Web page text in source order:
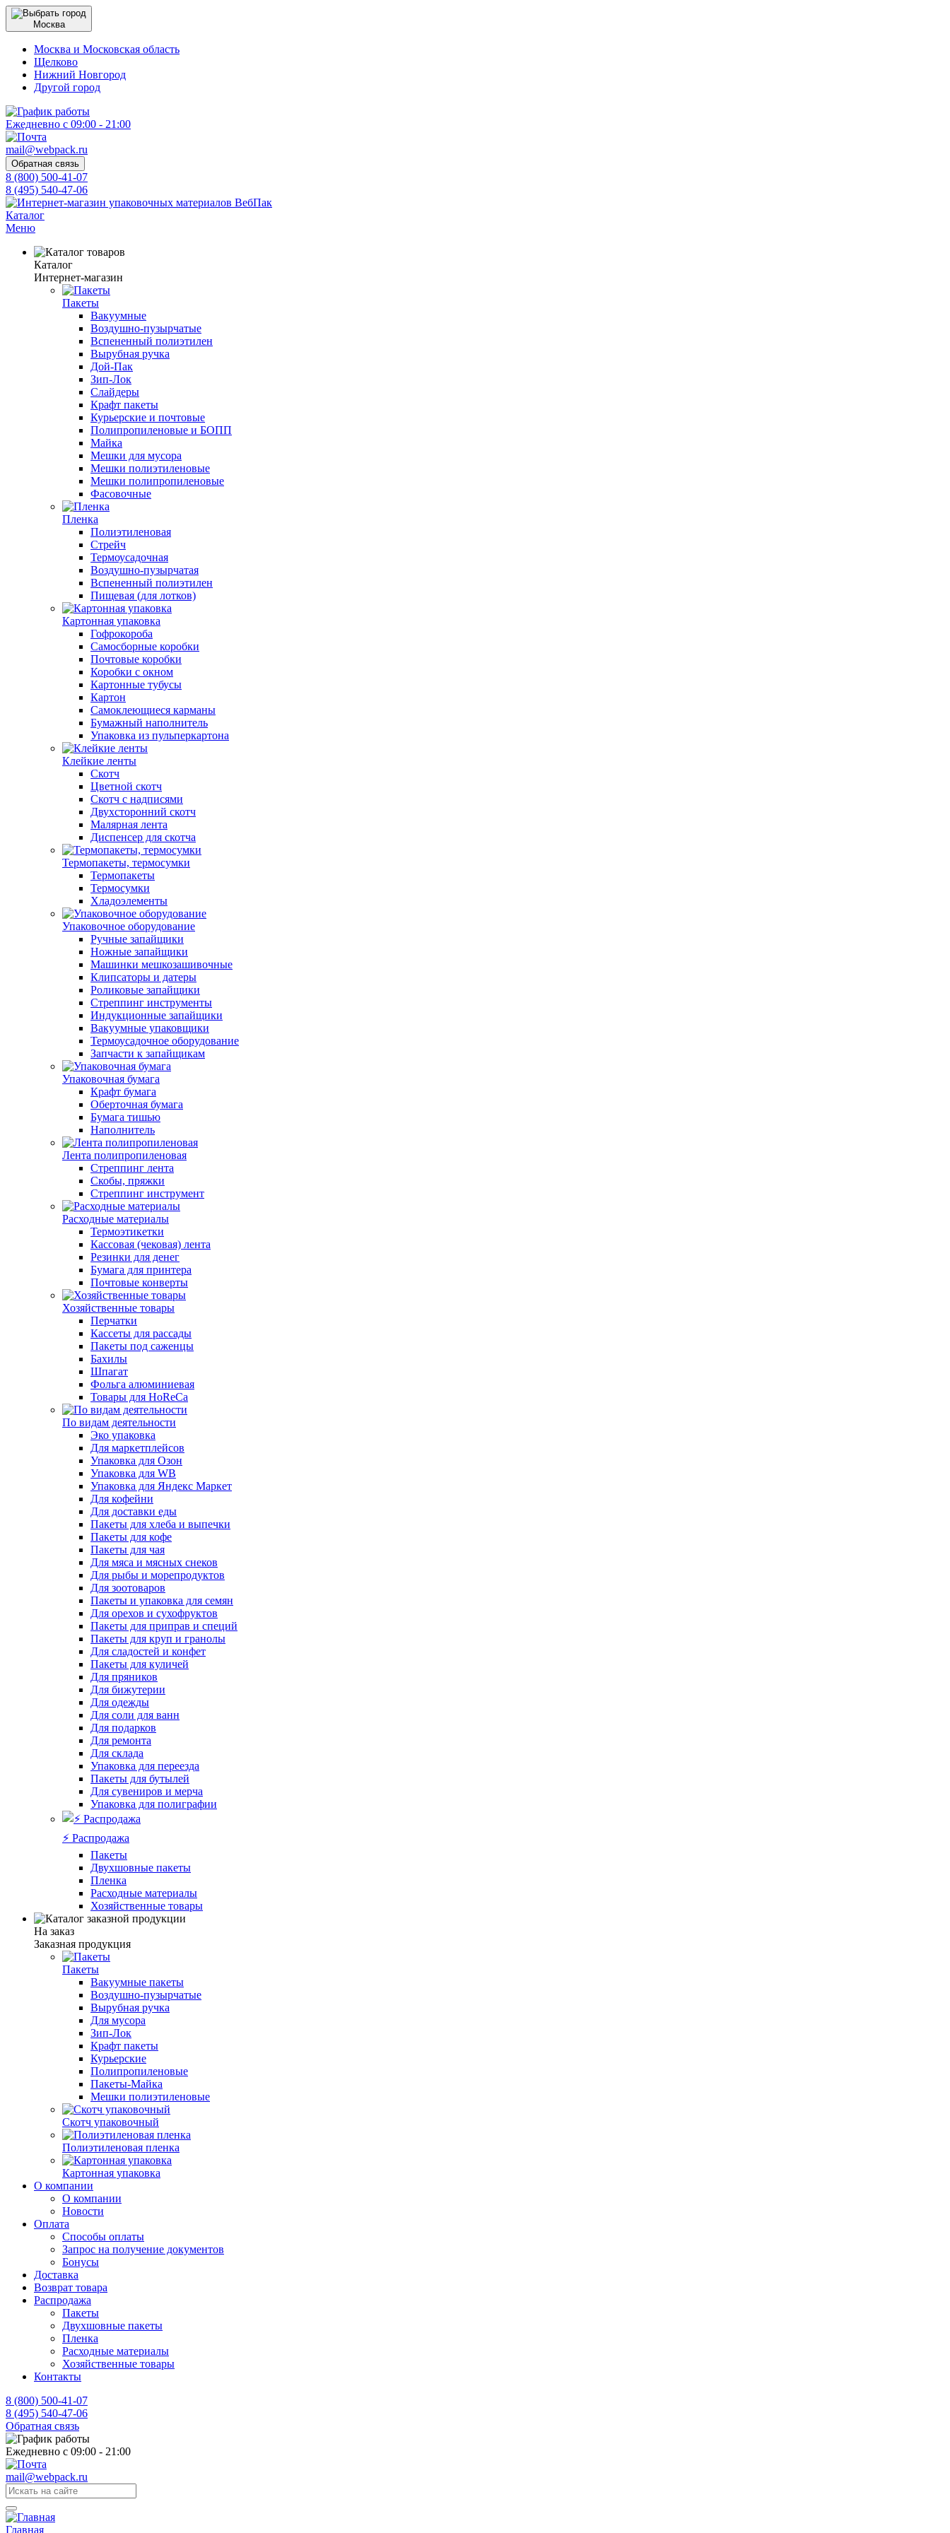
Москва
Москва и Московская область
Щелково
Нижний Новгород
Другой город
Ежедневно с 09:00 - 21:00
mail@webpack.ru
Обратная связь
8 (800) 500-41-07
8 (495) 540-47-06
Каталог
Меню
Каталог
Интернет-магазин
Пакеты
Вакуумные
Воздушно-пузырчатые
Вспененный полиэтилен
Вырубная ручка
Дой-Пак
Зип-Лок
Слайдеры
Крафт пакеты
Курьерские и почтовые
Полипропиленовые и БОПП
Майка
Мешки для мусора
Мешки полиэтиленовые
Мешки полипропиленовые
Фасовочные
Пленка
Полиэтиленовая
Стрейч
Термоусадочная
Воздушно-пузырчатая
Вспененный полиэтилен
Пищевая (для лотков)
Картонная упаковка
Гофрокороба
Самосборные коробки
Почтовые коробки
Коробки с окном
Картонные тубусы
Картон
Самоклеющиеся карманы
Бумажный наполнитель
Упаковка из пульперкартона
Клейкие ленты
Скотч
Цветной скотч
Скотч с надписями
Двухсторонний скотч
Малярная лента
Диспенсер для скотча
Термопакеты, термосумки
Термопакеты
Термосумки
Хладоэлементы
Упаковочное оборудование
Ручные запайщики
Ножные запайщики
Машинки мешкозашивочные
Клипсаторы и датеры
Роликовые запайщики
Стреппинг инструменты
Индукционные запайщики
Вакуумные упаковщики
Термоусадочное оборудование
Запчасти к запайщикам
Упаковочная бумага
Крафт бумага
Оберточная бумага
Бумага тишью
Наполнитель
Лента полипропиленовая
Стреппинг лента
Скобы, пряжки
Стреппинг инструмент
Расходные материалы
Термоэтикетки
Кассовая (чековая) лента
Резинки для денег
Бумага для принтера
Почтовые конверты
Хозяйственные товары
Перчатки
Кассеты для рассады
Пакеты под саженцы
Бахилы
Шпагат
Фольга алюминиевая
Товары для HoReCa
По видам деятельности
Эко упаковка
Для маркетплейсов
Упаковка для Озон
Упаковка для WB
Упаковка для Яндекс Маркет
Для кофейни
Для доставки еды
Пакеты для хлеба и выпечки
Пакеты для кофе
Пакеты для чая
Для мяса и мясных снеков
Для рыбы и морепродуктов
Для зоотоваров
Пакеты и упаковка для семян
Для орехов и сухофруктов
Пакеты для приправ и специй
Пакеты для круп и гранолы
Для сладостей и конфет
Пакеты для куличей
Для пряников
Для бижутерии
Для одежды
Для соли для ванн
Для подарков
Для ремонта
Для склада
Упаковка для переезда
Пакеты для бутылей
Для сувениров и мерча
Упаковка для полиграфии
⚡️ Распродажа
Пакеты
Двухшовные пакеты
Пленка
Расходные материалы
Хозяйственные товары
На заказ
Заказная продукция
Пакеты
Вакуумные пакеты
Воздушно-пузырчатые
Вырубная ручка
Для мусора
Зип-Лок
Крафт пакеты
Курьерские
Полипропиленовые
Пакеты-Майка
Мешки полиэтиленовые
Скотч упаковочный
Полиэтиленовая пленка
Картонная упаковка
О компании
О компании
Новости
Оплата
Способы оплаты
Запрос на получение документов
Бонусы
Доставка
Возврат товара
Распродажа
Пакеты
Двухшовные пакеты
Пленка
Расходные материалы
Хозяйственные товары
Контакты
8 (800) 500-41-07
8 (495) 540-47-06
Обратная связь
Ежедневно с 09:00 - 21:00
mail@webpack.ru
Главная